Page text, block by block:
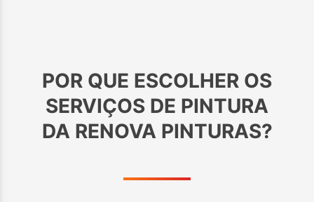
POR QUE ESCOLHER OS
SERVIÇOS DE PINTURA
DA RENOVA PINTURAS?